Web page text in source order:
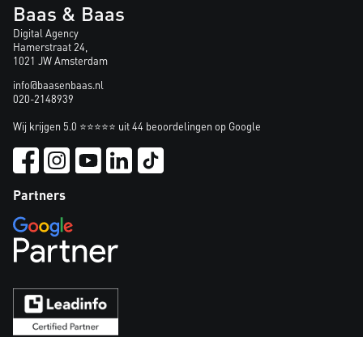
Baas & Baas
Digital Agency
Hamerstraat 24,
1021 JW Amsterdam
info@baasenbaas.nl
020-2148939
Wij krijgen 5.0 ⭐⭐⭐⭐⭐ uit 44 beoordelingen op Google
Partners